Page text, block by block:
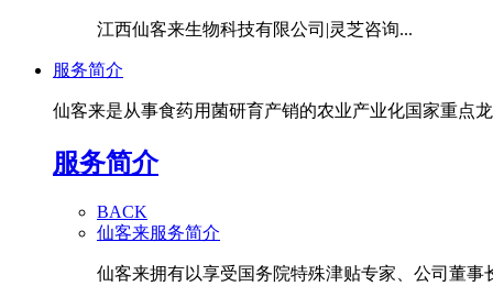
江西仙客来生物科技有限公司|灵芝咨询...
服务简介
仙客来是从事食药用菌研育产销的农业产业化国家重点
服务简介
BACK
仙客来服务简介
仙客来拥有以享受国务院特殊津贴专家、公司董事